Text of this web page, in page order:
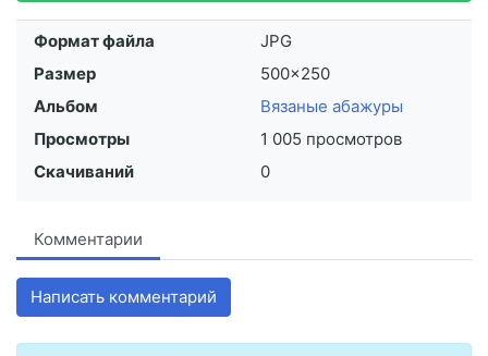
Формат файла
JPG
Размер
500×250
Альбом
Вязаные абажуры
Просмотры
1 005 просмотров
Скачиваний
0
Комментарии
Написать комментарий